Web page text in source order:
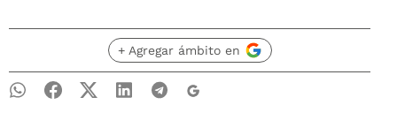
+ Agregar ámbito en